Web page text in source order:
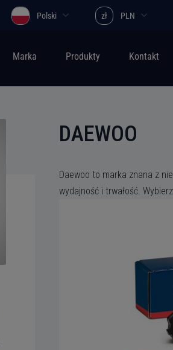
Polski zł PLN
Marka Produkty Kontakt
DAEWOO
Daewoo to marka znana z
wydajność i trwałość.